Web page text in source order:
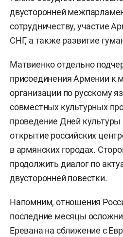
двусторонней
сотрудничеству, участие
СНГ, а также развитие
Матвиенко отдельно
присоединения Армении к
организации по русскому
совместных культурных
проведение Дней
открытие российских
в армянских городах.
продолжить диалог по
двусторонней повестки.
Напомним, отношения
последние месяцы
Еревана на сближение с